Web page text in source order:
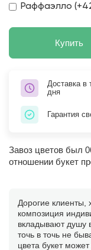
Раффаэлло
Купить
Доставка в
дня
Гарантия
Завоз цветов был
отношении букет
Дорогие
композиция
вкладывают душу
точь в точь не
цвета букет